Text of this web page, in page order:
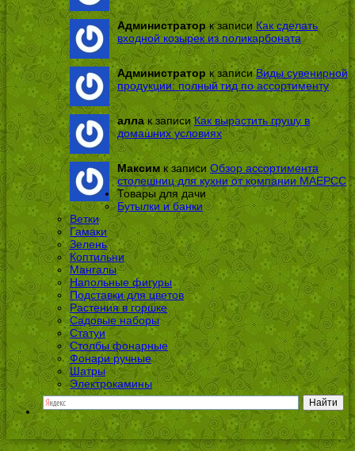
Администраторк записи Как сделать
входной козырек из поликарбоната
Администратор к записиВиды сувенирной
продукции: полный гид по ассортименту
алла к записиКак вырастить грушу в
домашних условиях
Максим к записиОбзор ассортимента
столешниц для кухни от компании МАЕРСС
Товары для дачи
Бутылки и банки
Ветки
Гамаки
Зелень
Коптильни
Мангалы
Напольные фигуры
Подставки для цветов
Растения в горшке
Садовые наборы
Статуи
Столбы фонарные
Фонари ручные
Шатры
Электрокамины